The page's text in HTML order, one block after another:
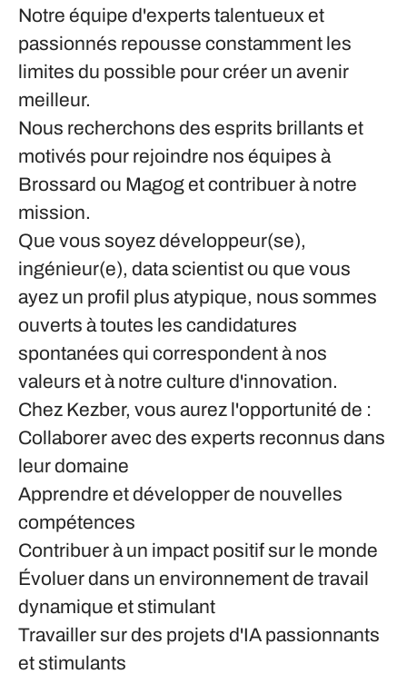
Notre équipe d'experts talentueux et
passionnés repousse constamment les
limites du possible pour créer un avenir
meilleur.
Nous recherchons des esprits brillants et
motivés pour rejoindre nos équipes à
Brossard ou Magog et contribuer à notre
mission.
Que vous soyez développeur(se),
ingénieur(e), data scientist ou que vous
ayez un profil plus atypique, nous sommes
ouverts à toutes les candidatures
spontanées qui correspondent à nos
valeurs et à notre culture d'innovation.
Chez Kezber, vous aurez l'opportunité de :
Collaborer avec des experts reconnus dans
leur domaine
Apprendre et développer de nouvelles
compétences
Contribuer à un impact positif sur le monde
Évoluer dans un environnement de travail
dynamique et stimulant
Travailler sur des projets d'IA passionnants
et stimulants